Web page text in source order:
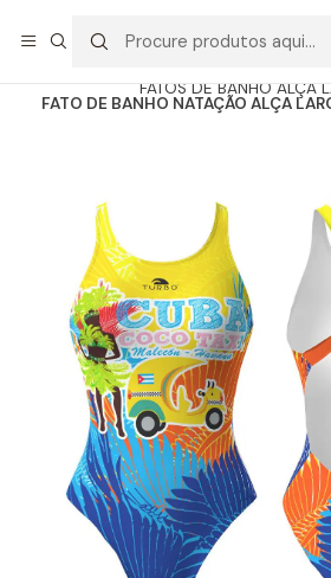
FATOS DE BANHO ALÇA
FATO DE BANHO NATAÇÃO ALÇA